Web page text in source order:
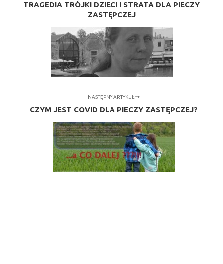
TRAGEDIA TRÓJKI DZIECI I STRATA DLA PIECZY
ZASTĘPCZEJ
NASTĘPNY ARTYKUŁ
CZYM JEST COVID DLA PIECZY ZASTĘPCZEJ?